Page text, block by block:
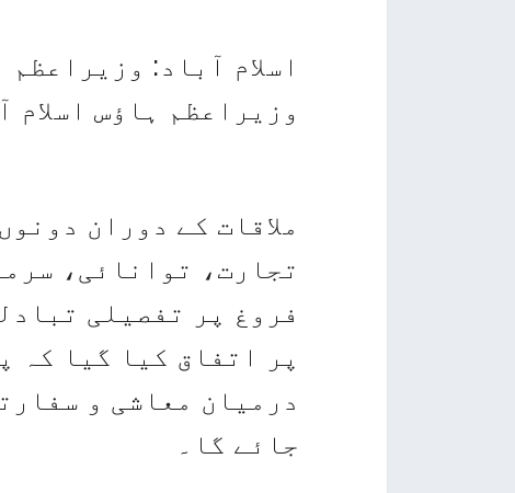
اسلام آباد:
وزیراعظم ہاؤس
ملاقات کے دوران
تجارت، توانائی،
فروغ پر تفصیلی
پر اتفاق کیا گیا کہ
درمیان معاشی و
جائے گا۔